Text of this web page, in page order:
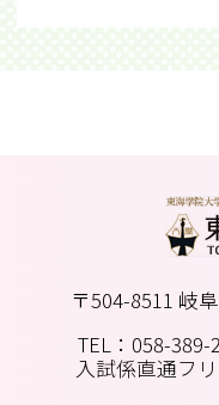
〒504-8511 岐
TEL：058-389-
入試係直通フ